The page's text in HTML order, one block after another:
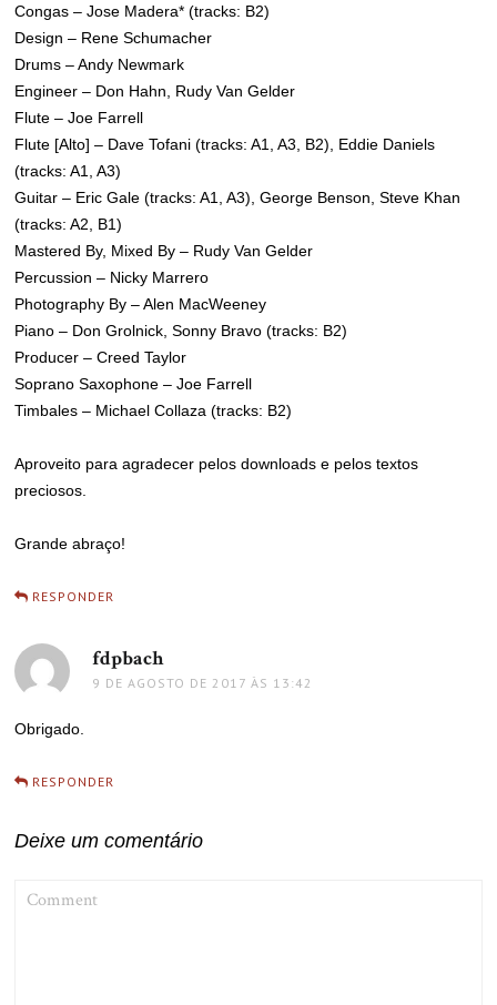
Congas – Jose Madera* (tracks: B2)
Design – Rene Schumacher
Drums – Andy Newmark
Engineer – Don Hahn, Rudy Van Gelder
Flute – Joe Farrell
Flute [Alto] – Dave Tofani (tracks: A1, A3, B2), Eddie Daniels
(tracks: A1, A3)
Guitar – Eric Gale (tracks: A1, A3), George Benson, Steve Khan
(tracks: A2, B1)
Mastered By, Mixed By – Rudy Van Gelder
Percussion – Nicky Marrero
Photography By – Alen MacWeeney
Piano – Don Grolnick, Sonny Bravo (tracks: B2)
Producer – Creed Taylor
Soprano Saxophone – Joe Farrell
Timbales – Michael Collaza (tracks: B2)
Aproveito para agradecer pelos downloads e pelos textos
preciosos.
Grande abraço!
RESPONDER
fdpbachdisse:
9 DE AGOSTO DE 2017 ÀS 13:42
Obrigado.
RESPONDER
Deixe um comentário